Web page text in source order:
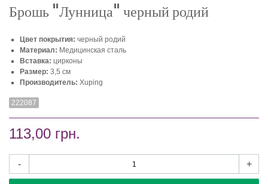
Брошь "Лунница" черный родий
Цвет покрытия: черный родий
Материал: Медицинская сталь
Вставка: цирконы
Размер: 3,5 см
Производитель: Xuping
222087
113,00 грн.
- +